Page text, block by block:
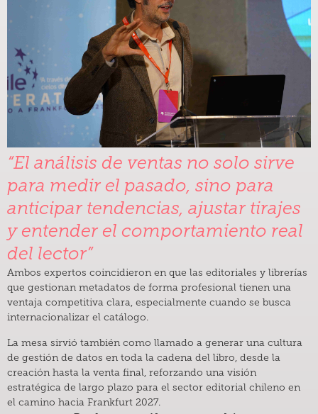
“El análisis de ventas no solo sirve
para medir el pasado, sino para
anticipar tendencias, ajustar tirajes
y entender el comportamiento real
del lector”
Ambos expertos coincidieron en que las editoriales y librerías
que gestionan metadatos de forma profesional tienen una
ventaja competitiva clara, especialmente cuando se busca
internacionalizar el catálogo.
La mesa sirvió también como llamado a generar una cultura
de gestión de datos en toda la cadena del libro, desde la
creación hasta la venta final, reforzando una visión
estratégica de largo plazo para el sector editorial chileno en
el camino hacia Frankfurt 2027.